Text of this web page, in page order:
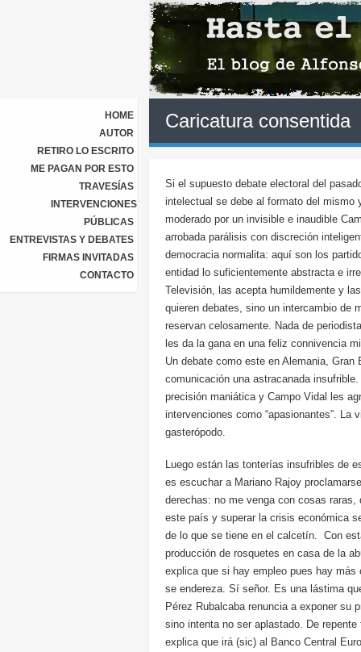
HOME
AUTOR
RETIRO LO ESCRITO
ME PAGAN POR ESTO
TRAVESÍAS
INTERVENCIONES
PÚBLICAS
ENTREVISTAS Y DEBATES
FIRMAS INVITADAS
CONTACTO
Caricatura consentida
Si el supuesto debate electoral del
intelectual se debe al formato del
moderado por un invisible e inaudible
arrobada parálisis con discreción
democracia normalita: aquí son los
entidad lo suficientemente abstracta e
Televisión, las acepta humildemente y
quieren debates, sino un intercambio de
reservan celosamente. Nada de
les da la gana en una feliz connivencia
Un debate como este en Alemania,
comunicación una astracanada
precisión maniática y Campo Vidal les
intervenciones como “apasionantes”. La
gasterópodo.
Luego están las tonterías insufribles de
es escuchar a Mariano Rajoy
derechas: no me venga con cosas
este país y superar la crisis económica
de lo que se tiene en el calcetín. Con
producción de rosquetes en casa de la
explica que si hay empleo pues hay
se endereza. Sí señor. Es una lástima
Pérez Rubalcaba renuncia a exponer su
sino intenta no ser aplastado. De
explica que irá (sic) al Banco Central